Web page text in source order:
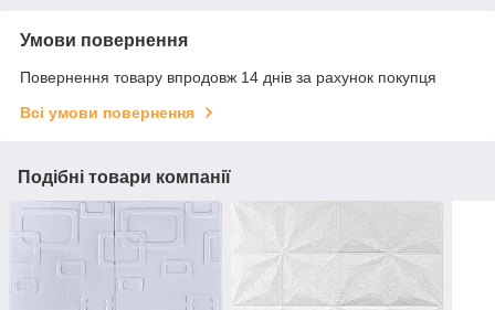
Умови повернення
Повернення товару впродовж 14 днів за рахунок покупця
Всі умови повернення
Подібні товари компанії